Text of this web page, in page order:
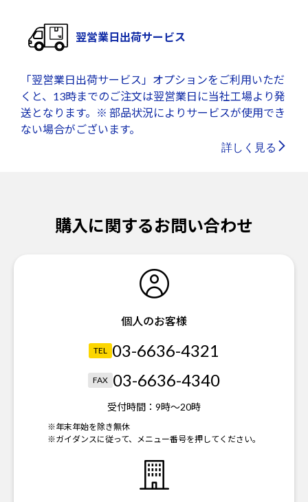
翌営業日出荷サービス
「翌営業日出荷サービス」オプションをご利用いただ
くと、13時までのご注文は翌営業日に当社工場より発
送となります。※ 部品状況によりサービスが使用でき
ない場合がございます。
詳しく見る
購入に関するお問い合わせ
個人のお客様
TEL 03-6636-4321
FAX 03-6636-4340
受付時間： 9時～20時
※年末年始を除き無休
※ガイダンスに従って、メニュー番号を押してください。